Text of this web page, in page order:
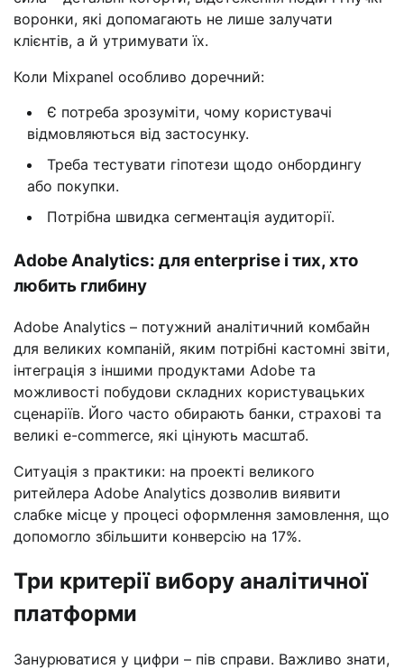
воронки, які допомагають не лише залучати
клієнтів, а й утримувати їх.
Коли Mixpanel особливо доречний:
Є потреба зрозуміти, чому користувачі
відмовляються від застосунку.
Треба тестувати гіпотези щодо онбордингу
або покупки.
Потрібна швидка сегментація аудиторії.
Adobe Analytics: для enterprise і тих, хто
любить глибину
Adobe Analytics – потужний аналітичний комбайн
для великих компаній, яким потрібні кастомні звіти,
інтеграція з іншими продуктами Adobe та
можливості побудови складних користувацьких
сценаріїв. Його часто обирають банки, страхові та
великі e-commerce, які цінують масштаб.
Ситуація з практики: на проекті великого
ритейлера Adobe Analytics дозволив виявити
слабке місце у процесі оформлення замовлення, що
допомогло збільшити конверсію на 17%.
Три критерії вибору аналітичної
платформи
Занурюватися у цифри – пів справи. Важливо знати,